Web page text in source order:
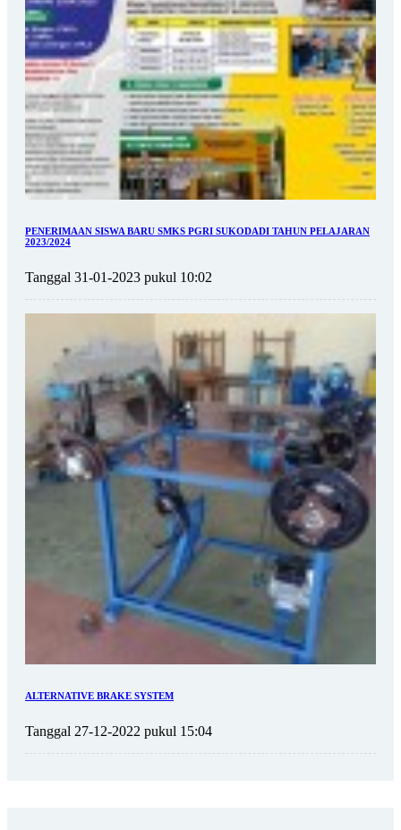
PENERIMAAN SISWA BARU SMKS PGRI SUKODADI TAHUN PELAJARAN
2023/2024
Tanggal 31-01-2023 pukul 10:02
ALTERNATIVE BRAKE SYSTEM
Tanggal 27-12-2022 pukul 15:04